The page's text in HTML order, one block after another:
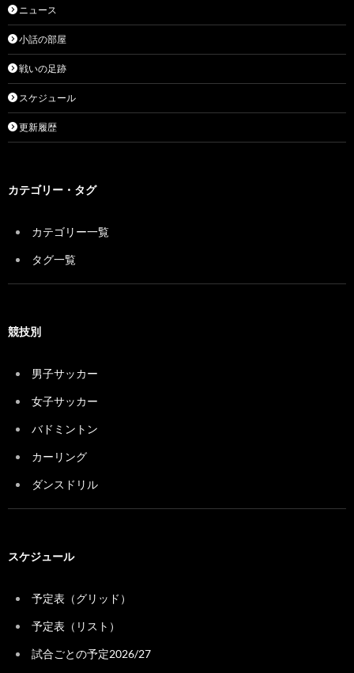
ニュース
小話の部屋
戦いの足跡
スケジュール
更新履歴
カテゴリー・タグ
カテゴリー一覧
タグ一覧
競技別
男子サッカー
女子サッカー
バドミントン
カーリング
ダンスドリル
スケジュール
予定表（グリッド）
予定表（リスト）
試合ごとの予定2026/27